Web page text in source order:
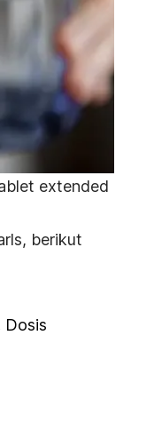
extended
berikut
Dosis